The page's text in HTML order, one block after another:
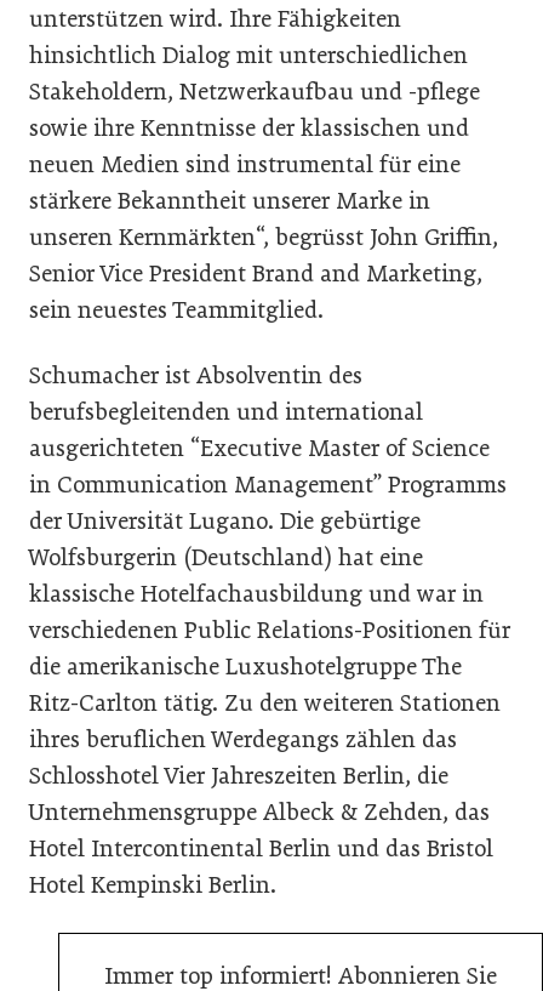
unterstützen wird. Ihre Fähigkeiten
hinsichtlich Dialog mit unterschiedlichen
Stakeholdern, Netzwerkaufbau und -pflege
sowie ihre Kenntnisse der klassischen und
neuen Medien sind instrumental für eine
stärkere Bekanntheit unserer Marke in
unseren Kernmärkten“, begrüsst John Griffin,
Senior Vice President Brand and Marketing,
sein neuestes Teammitglied.
Schumacher ist Absolventin des
berufsbegleitenden und international
ausgerichteten “Executive Master of Science
in Communication Management” Programms
der Universität Lugano. Die gebürtige
Wolfsburgerin (Deutschland) hat eine
klassische Hotelfachausbildung und war in
verschiedenen Public Relations-Positionen für
die amerikanische Luxushotelgruppe The
Ritz-Carlton tätig. Zu den weiteren Stationen
ihres beruflichen Werdegangs zählen das
Schlosshotel Vier Jahreszeiten Berlin, die
Unternehmensgruppe Albeck & Zehden, das
Hotel Intercontinental Berlin und das Bristol
Hotel Kempinski Berlin.
Immer top informiert! Abonnieren Sie